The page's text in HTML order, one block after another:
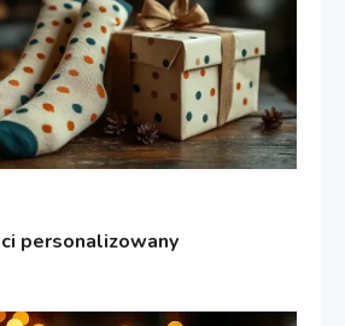
personalizowany